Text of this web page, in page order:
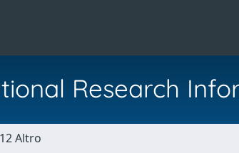
Research
Altro